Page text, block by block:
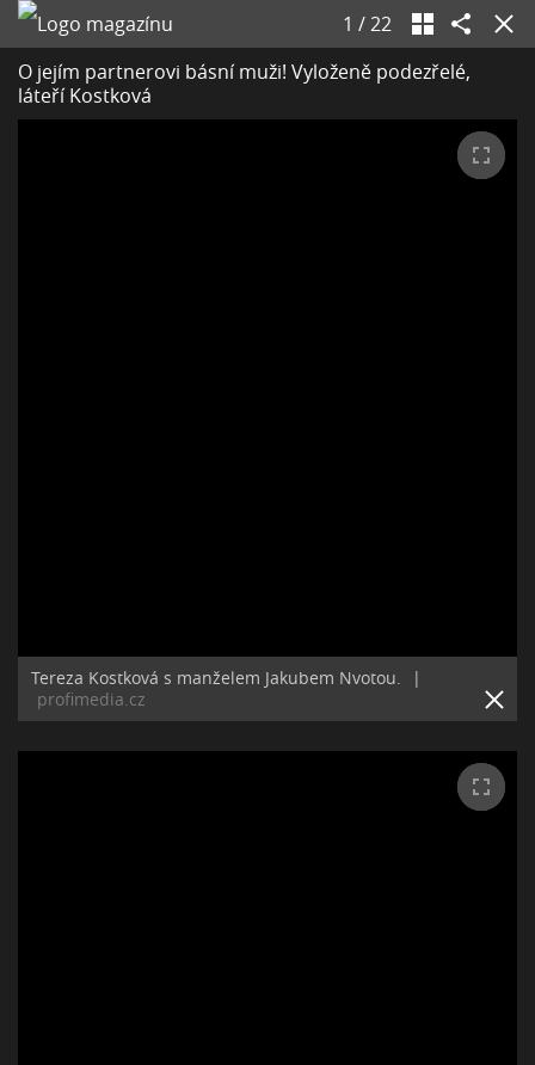
1 /22
O jejím partnerovi básní muži! Vyloženě podezřelé,
láteří Kostková
Tereza Kostková s manželem Jakubem Nvotou.
|
profimedia.cz